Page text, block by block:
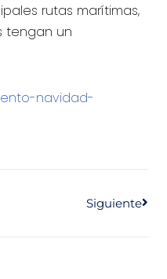
rutas marítimas,
tengan un
navidad-
Siguiente